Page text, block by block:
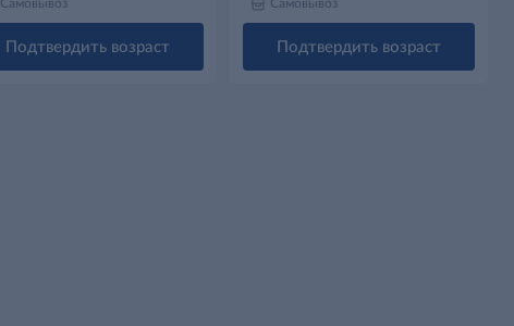
Самовывоз
Подтвердить возраст
Самовывоз
Подтвердить возраст